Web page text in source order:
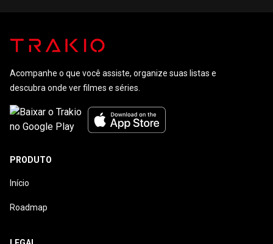
Acompanhe o que você assiste, organize suas listas e
descubra onde ver filmes e séries.
PRODUTO
Início
Roadmap